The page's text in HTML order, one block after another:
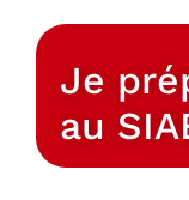
Je
au